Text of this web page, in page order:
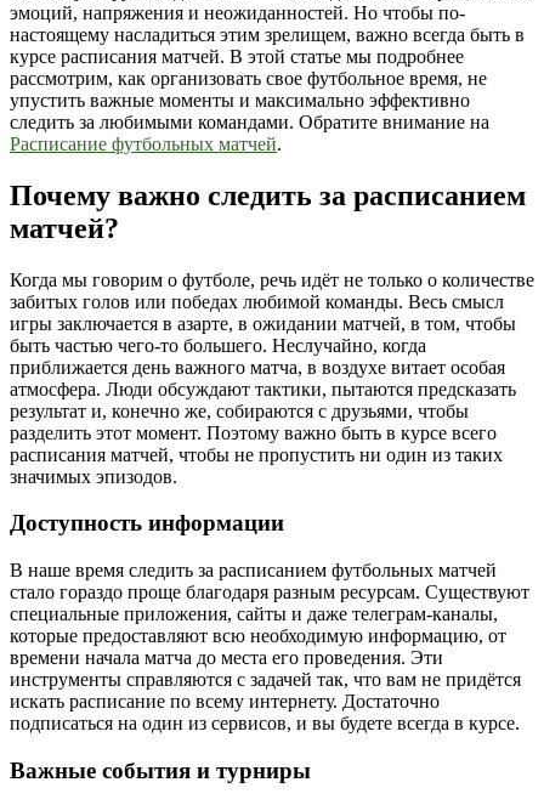
эмоций, напряжения и неожиданностей. Но чтобы по-
настоящему насладиться этим зрелищем, важно всегда быть в
курсе расписания матчей. В этой статье мы подробнее
рассмотрим, как организовать свое футбольное время, не
упустить важные моменты и максимально эффективно
следить за любимыми командами. Обратите внимание на
Расписание футбольных матчей.
Почему важно следить за расписанием
матчей?
Когда мы говорим о футболе, речь идёт не только о количестве
забитых голов или победах любимой команды. Весь смысл
игры заключается в азарте, в ожидании матчей, в том, чтобы
быть частью чего-то большего. Неслучайно, когда
приближается день важного матча, в воздухе витает особая
атмосфера. Люди обсуждают тактики, пытаются предсказать
результат и, конечно же, собираются с друзьями, чтобы
разделить этот момент. Поэтому важно быть в курсе всего
расписания матчей, чтобы не пропустить ни один из таких
значимых эпизодов.
Доступность информации
В наше время следить за расписанием футбольных матчей
стало гораздо проще благодаря разным ресурсам. Существуют
специальные приложения, сайты и даже телеграм-каналы,
которые предоставляют всю необходимую информацию, от
времени начала матча до места его проведения. Эти
инструменты справляются с задачей так, что вам не придётся
искать расписание по всему интернету. Достаточно
подписаться на один из сервисов, и вы будете всегда в курсе.
Важные события и турниры